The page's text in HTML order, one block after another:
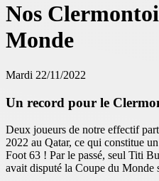
Nos
Monde
Mardi 22/11/2022
Un record pour le
Deux joueurs de notre effectif
2022 au Qatar, ce qui constitue
Foot 63 ! Par le passé, seul Titi
avait disputé la Coupe du Monde